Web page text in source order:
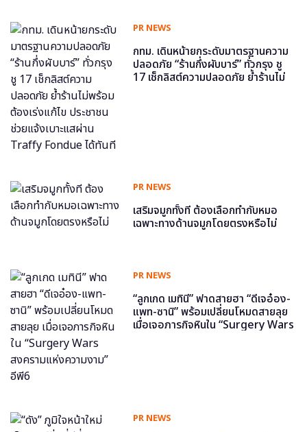
PR NEWS
กทม. เดินหน้ายกระดับมาตรฐานความ
ปลอดภัย “ร้านกึ่งผับบาร์” ทั่วกรุง ชู
17 เช็กลิสต์ความปลอดภัย ย้ำร้านไม่
PR NEWS
เสริมจมูกทั้งที ต้องเลือกทำกับหมอ
เฉพาะทางด้านจมูกโดยตรงหรือไม่
PR NEWS
“ลูกเกด เมทินี” ฟาดสายฮา “ดีเจอ๋อง-
แพท-ซานิ” พร้อมเปลี่ยนโหมดสายลุย
เมื่อเจอภารกิจหินใน “Surgery Wars
PR NEWS